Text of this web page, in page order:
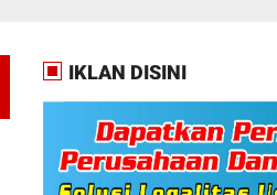
IKLAN DISINI